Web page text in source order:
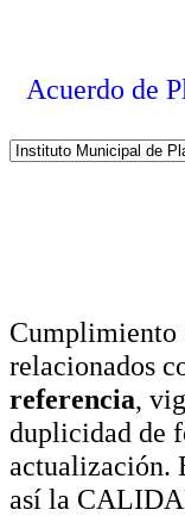
Acuerdo de
Cumplimiento
relacionados
referencia,
duplicidad de
actualización.
así la